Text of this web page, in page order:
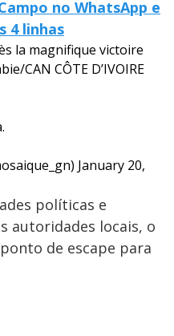
no WhatsApp e
4 linhas
la magnifique victoire
CAN CÔTE D’IVOIRE
January 20,
políticas e
autoridades locais, o
de escape para